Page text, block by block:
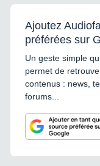
Ajoutez
préférées sur
Un geste simple
permet de
contenus : news,
forums...